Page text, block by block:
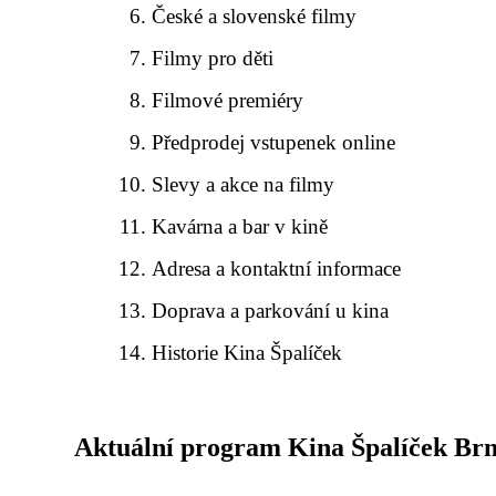
České a slovenské filmy
Filmy pro děti
Filmové premiéry
Předprodej vstupenek online
Slevy a akce na filmy
Kavárna a bar v kině
Adresa a kontaktní informace
Doprava a parkování u kina
Historie Kina Špalíček
Aktuální program Kina Špalíček